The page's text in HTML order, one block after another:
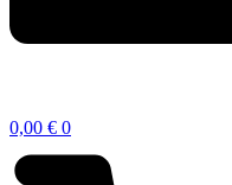
0,00 € 0